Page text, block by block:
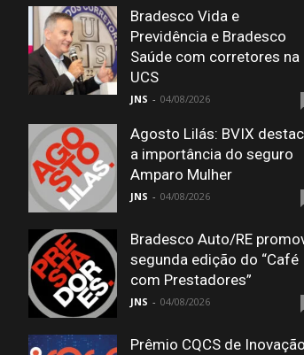
Bradesco Vida e
Previdência e Bradesco
Saúde com corretores na
UCS
JNS - 04/08/2026
Agosto Lilás: BVIX
a importância do seguro
Amparo Mulher
JNS - 04/08/2026
Bradesco Auto/RE
segunda edição do “Café
com Prestadores”
JNS - 04/08/2026
Prêmio CQCS de Inovação